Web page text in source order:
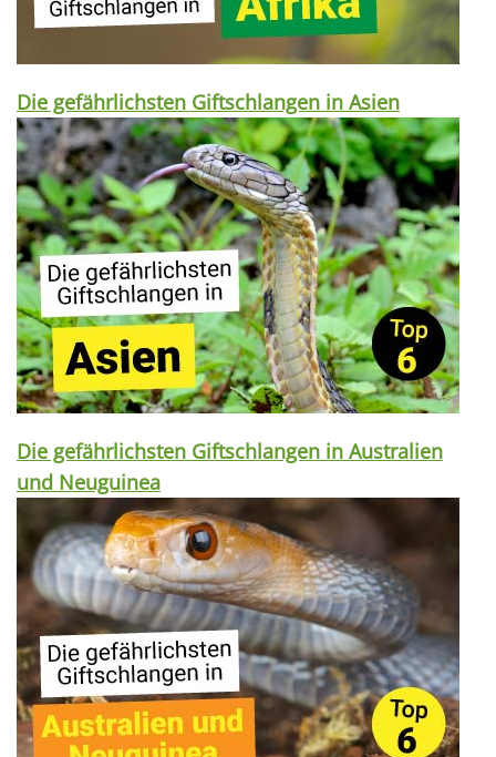
Die gefährlichsten Giftschlangen in Asien
Die gefährlichsten Giftschlangen in Australien
und Neuguinea